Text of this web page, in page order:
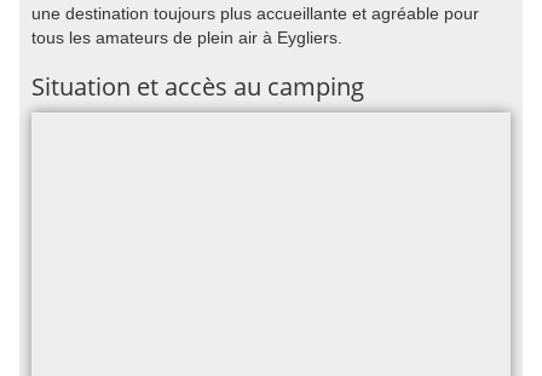
une destination toujours plus accueillante et agréable pour
tous les amateurs de plein air à Eygliers.
Situation et accès au camping